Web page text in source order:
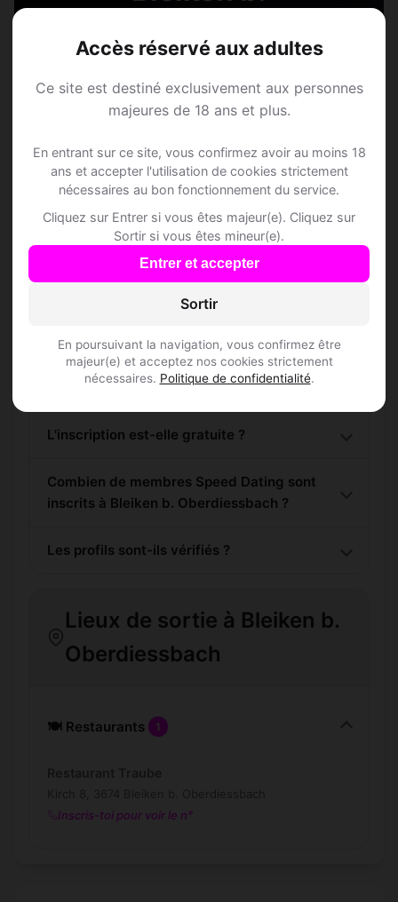
Accès réservé aux adultes
Ce site est destiné exclusivement aux personnes
majeures de 18 ans et plus.
En entrant sur ce site, vous confirmez avoir au moins 18
ans et accepter l'utilisation de cookies strictement
nécessaires au bon fonctionnement du service.
Cliquez sur Entrer si vous êtes majeur(e). Cliquez sur
Sortir si vous êtes mineur(e).
Entrer et accepter
Sortir
En poursuivant la navigation, vous confirmez être
majeur(e) et acceptez nos cookies strictement
nécessaires. Politique de confidentialité.
Oberdiessbach
Rejoins les membres de Bleiken b.
Oberdiessbach et des alentours !
S'inscrire gratuitement
Questions fréquentes
Comment trouver Speed Dating à Bleiken b.
Oberdiessbach ?
L'inscription est-elle gratuite ?
Combien de membres Speed Dating sont
inscrits à Bleiken b. Oberdiessbach ?
Les profils sont-ils vérifiés ?
Lieux de sortie à Bleiken b.
Oberdiessbach
🍽️ Restaurants 1
Inscris-toi pour voir le n°